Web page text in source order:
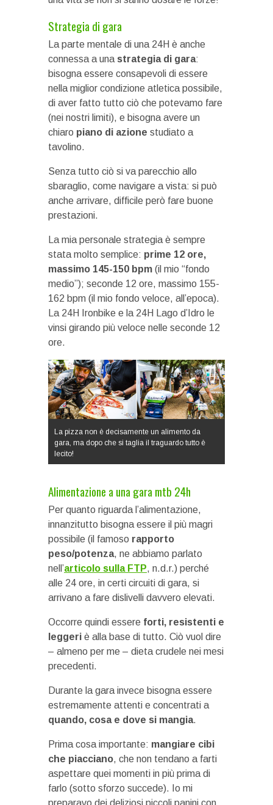
Strategia di gara
La parte mentale di una 24H è anche
connessa a una strategia di gara:
bisogna essere consapevoli di essere
nella miglior condizione atletica possibile,
di aver fatto tutto ciò che potevamo fare
(nei nostri limiti), e bisogna avere un
chiaro piano di azione studiato a
tavolino.
Senza tutto ciò si va parecchio allo
sbaraglio, come navigare a vista: si può
anche arrivare, difficile però fare buone
prestazioni.
La mia personale strategia è sempre
stata molto semplice: prime 12 ore,
massimo 145-150 bpm (il mio “fondo
medio”); seconde 12 ore, massimo 155-
162 bpm (il mio fondo veloce, all’epoca).
La 24H Ironbike e la 24H Lago d’Idro le
vinsi girando più veloce nelle seconde 12
ore.
La pizza non è decisamente un alimento da
gara, ma dopo che si taglia il traguardo tutto è
lecito!
Alimentazione a una gara mtb 24h
Per quanto riguarda l’alimentazione,
innanzitutto bisogna essere il più magri
possibile (il famoso rapporto
peso/potenza, ne abbiamo parlato
nell’articolo sulla FTP, n.d.r.) perché
alle 24 ore, in certi circuiti di gara, si
arrivano a fare dislivelli davvero elevati.
Occorre quindi essere forti, resistenti e
leggeri è alla base di tutto. Ciò vuol dire
– almeno per me – dieta crudele nei mesi
precedenti.
Durante la gara invece bisogna essere
estremamente attenti e concentrati a
quando, cosa e dove si mangia.
Prima cosa importante: mangiare cibi
che piacciano, che non tendano a farti
aspettare quei momenti in più prima di
farlo (sotto sforzo succede). Io mi
preparavo dei deliziosi piccoli panini con